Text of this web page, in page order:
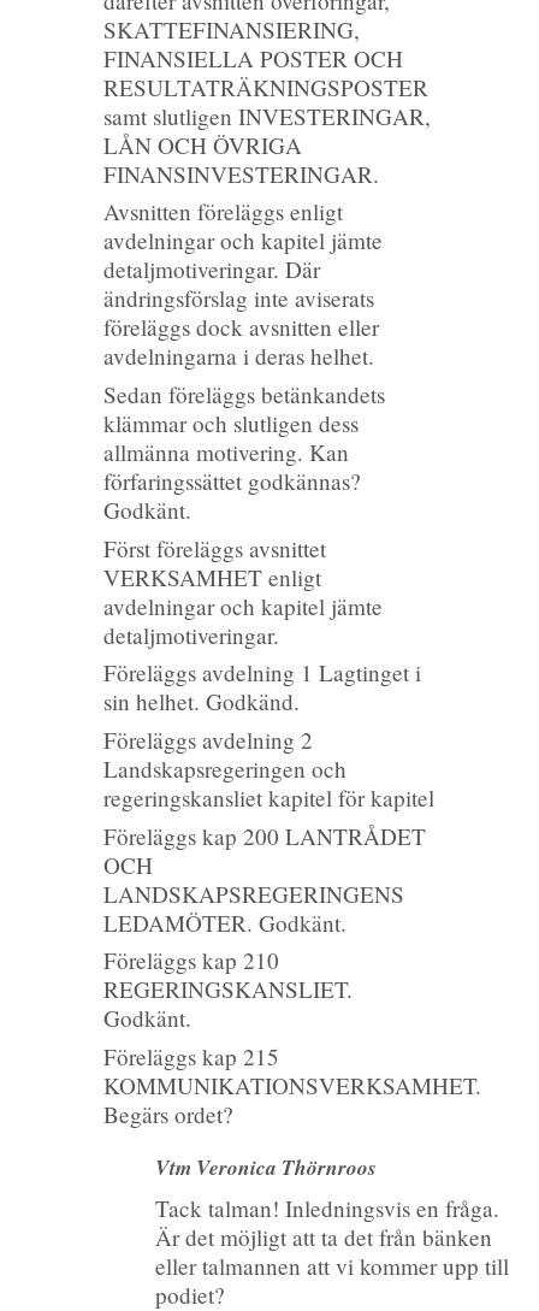
SKATTEFINANSIERING,
FINANSIELLA POSTER OCH
RESULTATRÄKNINGSPOSTER
samt slutligen INVESTERINGAR,
LÅN OCH ÖVRIGA
FINANSINVESTERINGAR.
Avsnitten föreläggs enligt
avdelningar och kapitel jämte
detaljmotiveringar. Där
ändringsförslag inte aviserats
föreläggs dock avsnitten eller
avdelningarna i deras helhet.
Sedan föreläggs betänkandets
klämmar och slutligen dess
allmänna motivering. Kan
förfaringssättet godkännas?
Godkänt.
Först föreläggs avsnittet
VERKSAMHET enligt
avdelningar och kapitel jämte
detaljmotiveringar.
Föreläggs avdelning 1 Lagtinget i
sin helhet. Godkänd.
Föreläggs avdelning 2
Landskapsregeringen och
regeringskansliet kapitel för kapitel
Föreläggs kap 200 LANTRÅDET
OCH
LANDSKAPSREGERINGENS
LEDAMÖTER. Godkänt.
Föreläggs kap 210
REGERINGSKANSLIET.
Godkänt.
Föreläggs kap 215
KOMMUNIKATIONSVERKSAMHET.
Begärs ordet?
Vtm Veronica Thörnroos
Tack talman! Inledningsvis en fråga.
Är det möjligt att ta det från bänken
eller talmannen att vi kommer upp till
podiet?